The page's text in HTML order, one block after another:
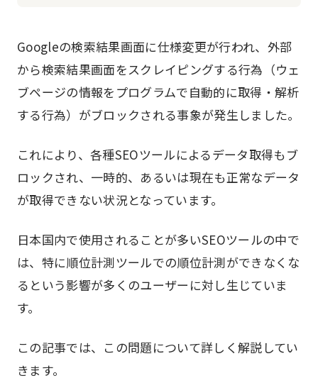
Googleの検索結果画面に仕様変更が行われ、外部
から検索結果画面をスクレイピングする行為（ウェ
ブページの情報をプログラムで自動的に取得・解析
する行為）がブロックされる事象が発生しました。
これにより、各種SEOツールによるデータ取得もブ
ロックされ、一時的、あるいは現在も正常なデータ
が取得できない状況となっています。
日本国内で使用されることが多いSEOツールの中で
は、特に順位計測ツールでの順位計測ができなくな
るという影響が多くのユーザーに対し生じていま
す。
この記事では、この問題について詳しく解説してい
きます。